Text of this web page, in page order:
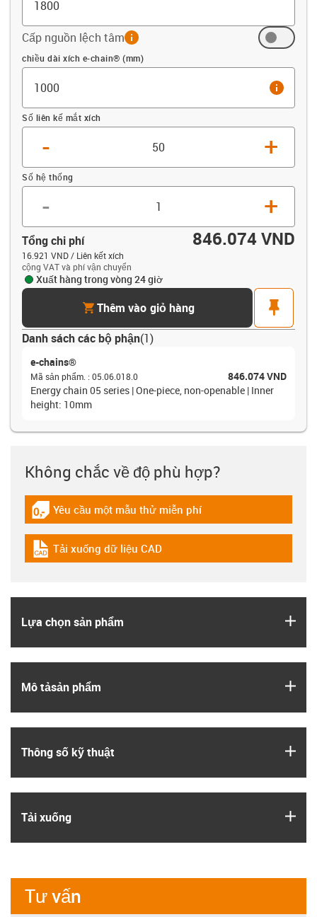
Cấp nguồn lệch tâminfo
Offset (mm)
chiều dài xích e-chain® (mm)
info
Số liên kế mắt xích
- +
Số hệ thống
- +
Tổng chi phí 846.074 VND
16.921 VND / Liên kết xích
cộng VAT và phí vận chuyển
Xuất hàng trong vòng 24 giờ
cartThêm vào giỏ hàng
pin
Danh sách các bộ phận(1)
e-chains®
Mã sản phẩm. : 05.06.018.0
846.074 VND
Energy chain 05 series | One-piece, non-openable | Inner
height: 10mm
Không chắc về độ phù hợp?
igus-icon-gratismuster
Yêu cầu một mẫu thử miễn phí
igus-icon-cad-dateien
Tải xuống dữ liệu CAD
Lựa chọn sản phẩm
Mô tả­sản phẩm
Thông số kỹ thuật
Tải xuống
Tư vấn